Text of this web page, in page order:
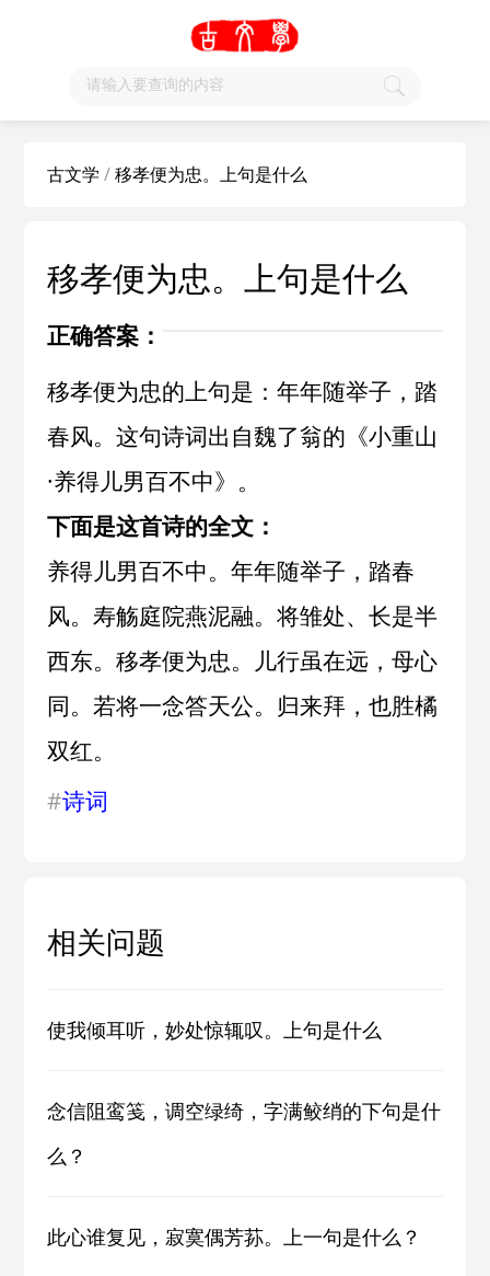
古文学 /移孝便为忠。上句是什么
移孝便为忠。上句是什么
正确答案：
移孝便为忠的上句是：年年随举子，踏
春风。这句诗词出自魏了翁的《小重山
·养得儿男百不中》。
下面是这首诗的全文：
养得儿男百不中。年年随举子，踏春
风。寿觞庭院燕泥融。将雏处、长是半
西东。移孝便为忠。儿行虽在远，母心
同。若将一念答天公。归来拜，也胜橘
双红。
#诗词
相关问题
使我倾耳听，妙处惊辄叹。上句是什么
念信阻鸾笺，调空绿绮，字满鲛绡的下句是什
么？
此心谁复见，寂寞偶芳荪。上一句是什么？